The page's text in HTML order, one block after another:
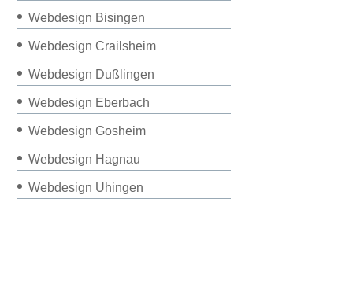
Webdesign Bisingen
Webdesign Crailsheim
Webdesign Dußlingen
Webdesign Eberbach
Webdesign Gosheim
Webdesign Hagnau
Webdesign Uhingen